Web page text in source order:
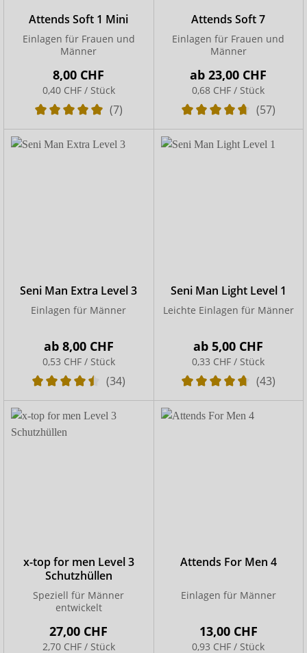
Attends Soft 1 Mini
Einlagen für Frauen und
Männer
8,00 CHF
0,40 CHF / Stück
(7)
Attends Soft 7
Einlagen für Frauen und
Männer
ab23,00 CHF
0,68 CHF / Stück
(57)
Seni Man Extra Level 3
Einlagen für Männer
ab 8,00 CHF
0,53 CHF / Stück
(34)
Seni Man Light Level 1
Leichte Einlagen für Männer
ab5,00 CHF
0,33 CHF / Stück
(43)
x-top for men Level 3
Schutzhüllen
Speziell für Männer
entwickelt
27,00 CHF
2,70 CHF / Stück
Attends For Men 4
Einlagen für Männer
13,00 CHF
0,93 CHF / Stück